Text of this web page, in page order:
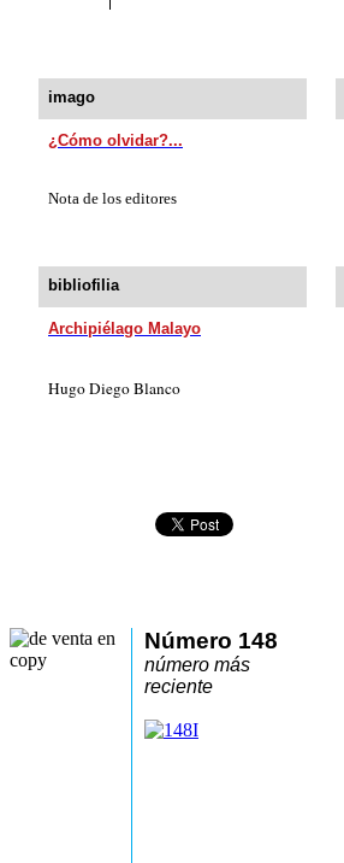
imago
¿Cómo olvidar?...
Nota de los editores
bibliofilia
Archipiélago Malayo
Hugo Diego Blanco
Número 148
número más
reciente